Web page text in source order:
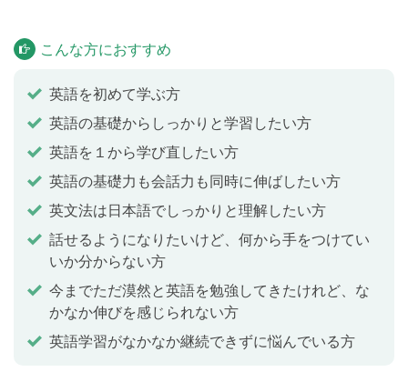
Lesson 4
ます」のように、何かと比べて「もっと〜です」とい
った文を言えるようになります。
Lesson 5 形容詞の比較級 yes/no疑問文
「〜は〜より軽いですか」「〜は〜より若いですか」
ねることができるようになります。
Lesson 6 副詞の比較級 yes/no疑問文
２つのものや人を比べて、「もっと〜ですか」といっ
こんな方におすすめ
英語を初めて学ぶ方
英語の基礎からしっかりと学習したい方
英語を１から学び直したい方
英語の基礎力も会話力も同時に伸ばしたい方
英文法は日本語でしっかりと理解したい方
話せるようになりたいけど、何から手をつけてい
いか分からない方
今までただ漠然と英語を勉強してきたけれど、な
かなか伸びを感じられない方
英語学習がなかなか継続できずに悩んでいる方